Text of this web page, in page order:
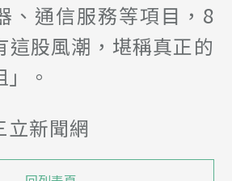
、通信服務等項目，8
這股風潮，堪稱真正的
」。
立新聞網